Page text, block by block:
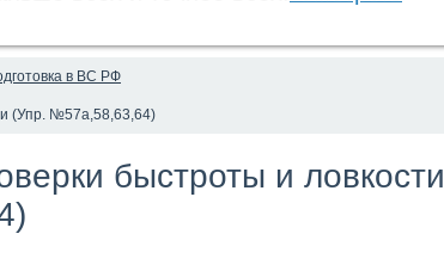
в ВС РФ
(Упр. №57а,58,63,64)
быстроты и ловкости